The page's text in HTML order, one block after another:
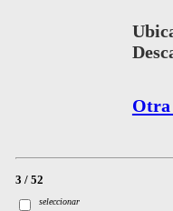
3 / 52
seleccionar